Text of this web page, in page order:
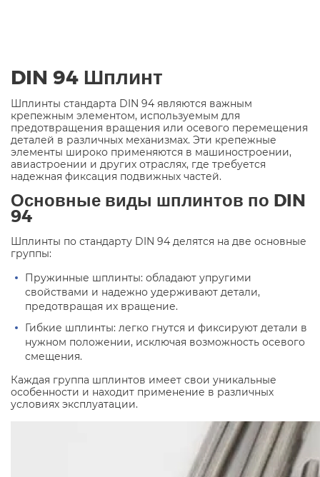
DIN 94 Шплинт
Шплинты стандарта DIN 94 являются важным
крепежным элементом, используемым для
предотвращения вращения или осевого перемещения
деталей в различных механизмах. Эти крепежные
элементы широко применяются в машиностроении,
авиастроении и других отраслях, где требуется
надежная фиксация подвижных частей.
Основные виды шплинтов по DIN
94
Шплинты по стандарту DIN 94 делятся на две основные
группы:
Пружинные шплинты: обладают упругими
свойствами и надежно удерживают детали,
предотвращая их вращение.
Гибкие шплинты: легко гнутся и фиксируют детали в
нужном положении, исключая возможность осевого
смещения.
Каждая группа шплинтов имеет свои уникальные
особенности и находит применение в различных
условиях эксплуатации.